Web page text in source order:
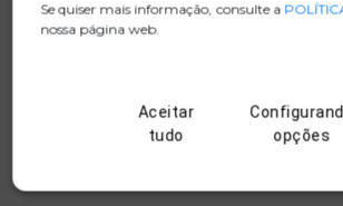
FICHA TECNICA
Se quiser mais informação, consulte a
nossa página web.
Aceitar
tudo
opções